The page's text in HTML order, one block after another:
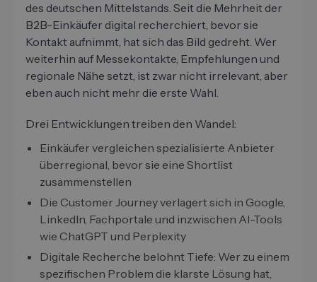
des deutschen Mittelstands. Seit die Mehrheit der
B2B-Einkäufer digital recherchiert, bevor sie
Kontakt aufnimmt, hat sich das Bild gedreht. Wer
weiterhin auf Messekontakte, Empfehlungen und
regionale Nähe setzt, ist zwar nicht irrelevant, aber
eben auch nicht mehr die erste Wahl.
Drei Entwicklungen treiben den Wandel:
Einkäufer vergleichen spezialisierte Anbieter
überregional, bevor sie eine Shortlist
zusammenstellen
Die Customer Journey verlagert sich in Google,
LinkedIn, Fachportale und inzwischen AI-Tools
wie ChatGPT und Perplexity
Digitale Recherche belohnt Tiefe: Wer zu einem
spezifischen Problem die klarste Lösung hat,